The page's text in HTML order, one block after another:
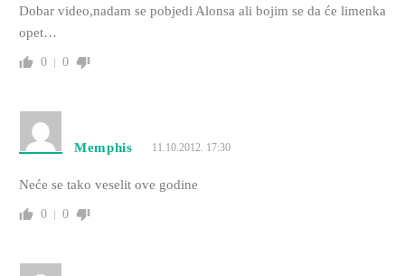
Dobar video,nadam se pobjedi Alonsa ali bojim se da će limenka
opet…
0 0
Memphis 11.10.2012. 17:30
Neće se tako veselit ove godine
0 0